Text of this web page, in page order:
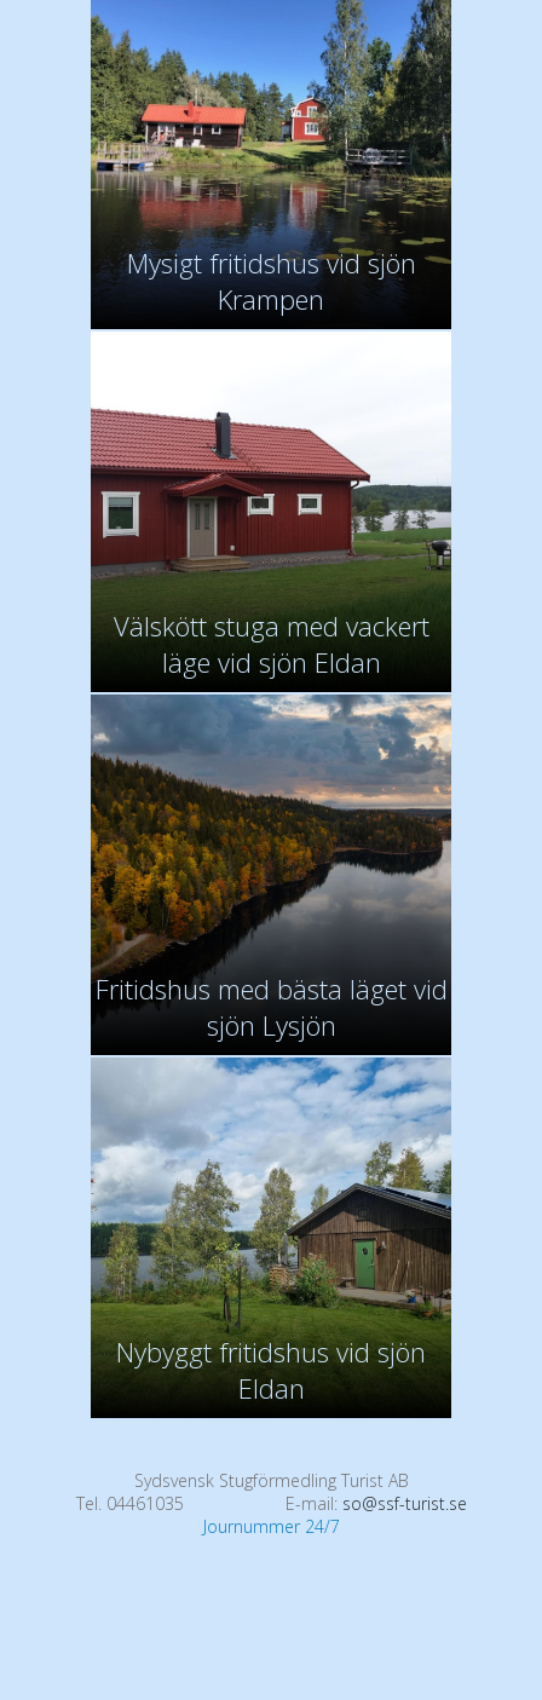
Mysigt fritidshus vid sjön
Krampen
Välskött stuga med vackert
läge vid sjön Eldan
Fritidshus med bästa läget vid
sjön Lysjön
Nybyggt fritidshus vid sjön
Eldan
Sydsvensk Stugförmedling Turist AB
Tel. 04461035
E-mail: so@ssf-turist.se
Journummer 24/7